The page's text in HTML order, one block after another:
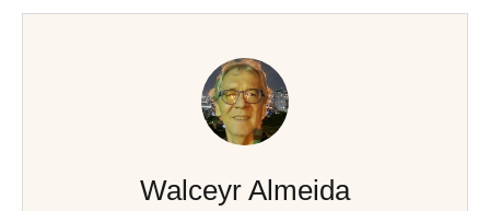
Walceyr Almeida